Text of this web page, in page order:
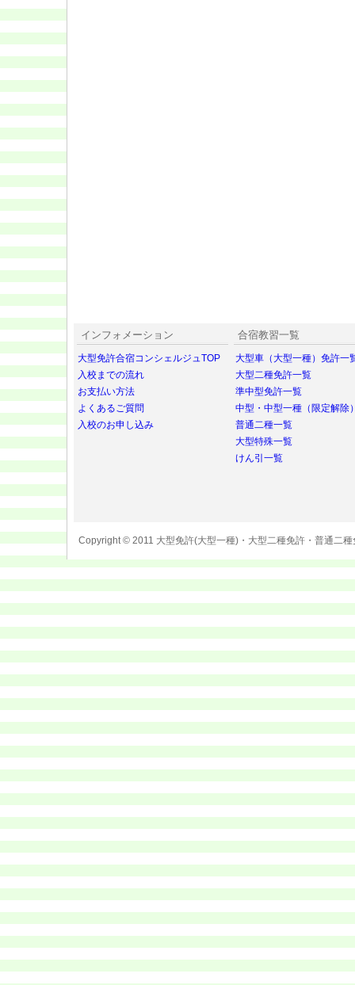
インフォメーション
大型免許合宿コンシェルジュTOP
入校までの流れ
お支払い方法
よくあるご質問
入校のお申し込み
合宿教習一覧
大型車（大型一種）免許一
大型二種免許一覧
準中型免許一覧
中型・中型一種（限定解除
普通二種一覧
大型特殊一覧
けん引一覧
Copyright © 2011 大型免許(大型一種)・大型二種免許・普通二